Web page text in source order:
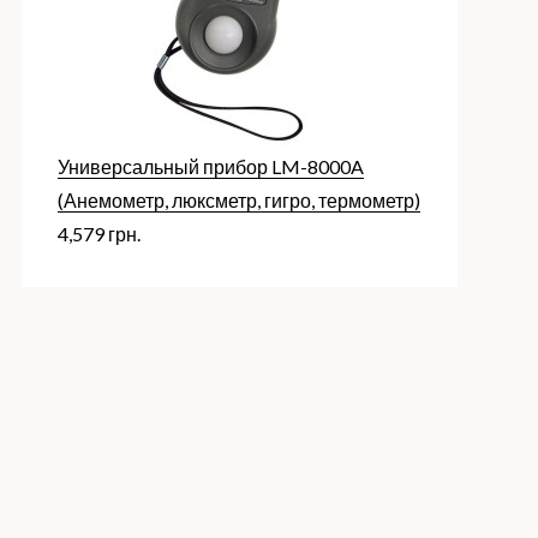
Универсальный прибор LM-8000A
(Анемометр, люксметр, гигро, термометр)
4,579грн.